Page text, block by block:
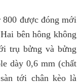
800 được đóng mới
bên hông không
trụ bửng và bửng
dày 0,6 mm (chất
tới chân kèo là